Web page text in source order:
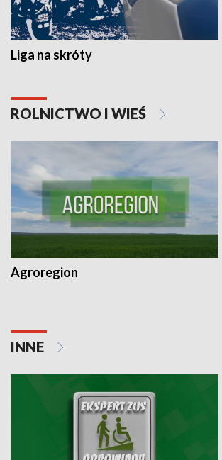
Liga na skróty
ROLNICTWO I WIEŚ
Agroregion
INNE